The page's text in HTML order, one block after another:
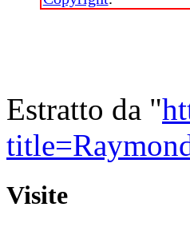
Estratto da "
Visite